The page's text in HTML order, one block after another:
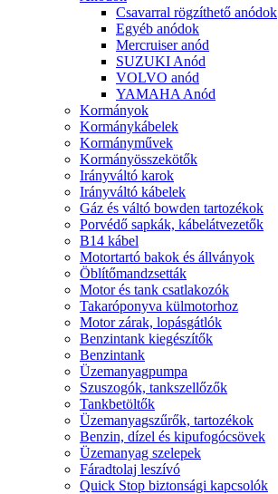
Csavarral rögzíthető anódok
Egyéb anódok
Mercruiser anód
SUZUKI Anód
VOLVO anód
YAMAHA Anód
Kormányok
Kormánykábelek
Kormányművek
Kormányösszekötők
Irányváltó karok
Irányváltó kábelek
Gáz és váltó bowden tartozékok
Porvédő sapkák, kábelátvezetők
B14 kábel
Motortartó bakok és állványok
Öblítőmandzsetták
Motor és tank csatlakozók
Takaróponyva külmotorhoz
Motor zárak, lopásgátlók
Benzintank kiegészítők
Benzintank
Üzemanyagpumpa
Szuszogók, tankszellőzők
Tankbetöltők
Üzemanyagszűrők, tartozékok
Benzin, dízel és kipufogócsövek
Üzemanyag szelepek
Fáradtolaj leszívó
Quick Stop biztonsági kapcsolók